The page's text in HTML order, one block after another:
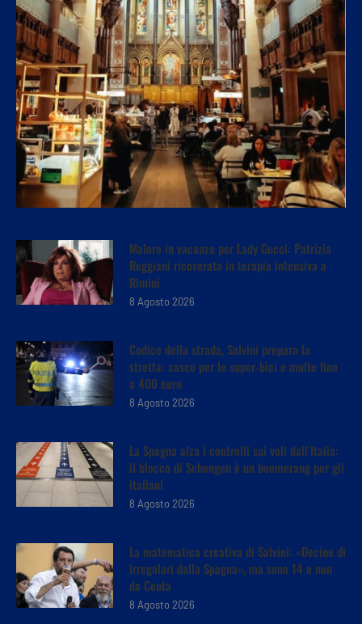
Malore in vacanza per Lady Gucci: Patrizia
Reggiani ricoverata in terapia intensiva a
Rimini
8 Agosto 2026
Codice della strada, Salvini prepara la
stretta: casco per le super-bici e multe fino
a 400 euro
8 Agosto 2026
La Spagna alza i controlli sui voli dall’Italia:
il blocco di Schengen è un boomerang per gli
italiani
8 Agosto 2026
La matematica creativa di Salvini: «Decine di
irregolari dalla Spagna», ma sono 14 e non
da Ceuta
8 Agosto 2026